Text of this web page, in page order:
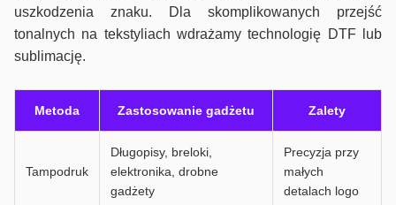
uszkodzenia znaku. Dla skomplikowanych przejść
tonalnych na tekstyliach wdrażamy technologię DTF lub
sublimację.
Metoda Zastosowanie gadżetu Zalety
Tampodruk
Długopisy, breloki,
elektronika, drobne
gadżety
Precyzja przy
małych
detalach logo